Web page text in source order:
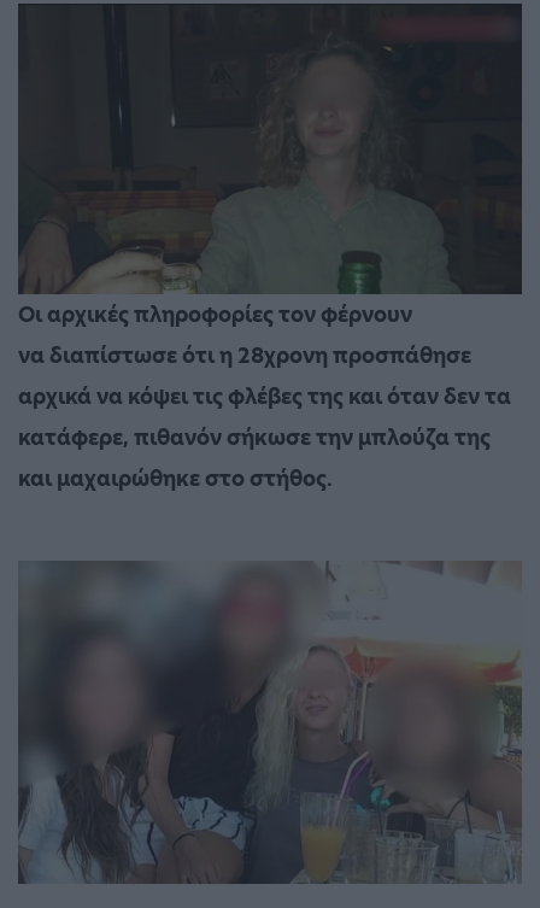
Οι αρχικές πληροφορίες τον φέρνουν
να διαπίστωσε ότιη 28χρονη προσπάθησε
αρχικά να κόψει τις φλέβες της και όταν δεν τα
κατάφερε, πιθανόν σήκωσε την μπλούζα της
και μαχαιρώθηκε στο στήθος.